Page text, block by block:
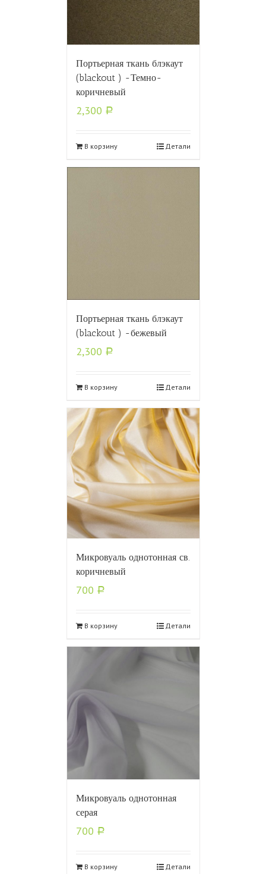
Портьерная ткань блэкаут
(blackout ) -Темно-
коричневый
2,300 Р
В корзину Детали
Портьерная ткань блэкаут
(blackout ) -бежевый
2,300 Р
В корзину Детали
Микровуаль однотонная св.
коричневый
700 Р
В корзину Детали
Микровуаль однотонная
серая
700 Р
В корзину Детали